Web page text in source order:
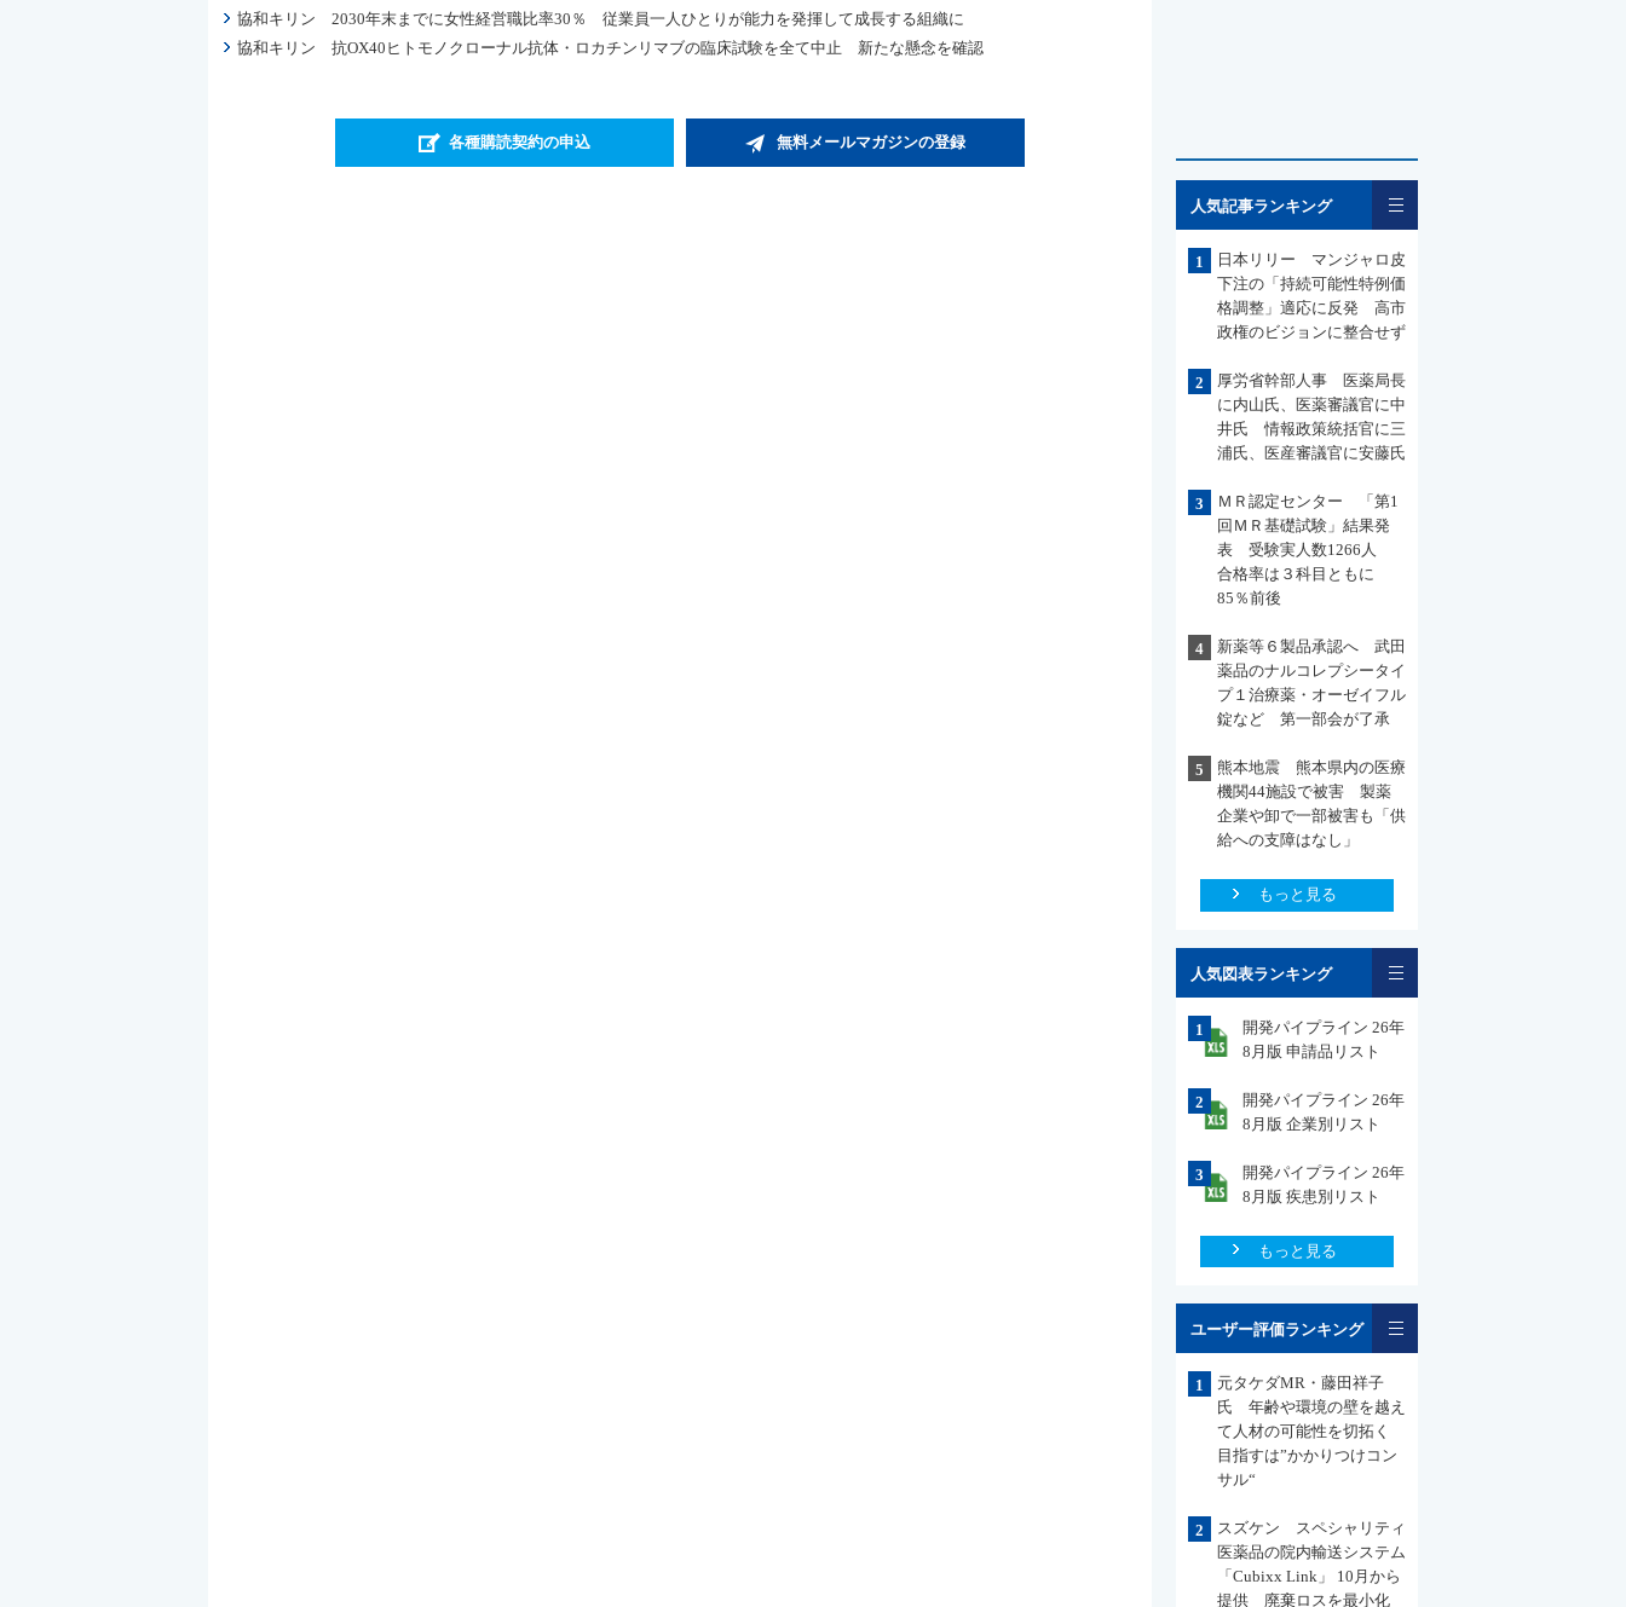
協和キリン 2030年末までに女性経営職比率30％ 従業員一人ひとりが能力を発揮して成長する組織に
協和キリン 抗OX40ヒトモノクローナル抗体・ロカチンリマブの臨床試験を全て中止 新たな懸念を確認
各種購読契約の申込 無料メールマガジンの登録
人気記事ランキング
1
日本リリー マンジャロ皮
下注の「持続可能性特例価
格調整」適応に反発 高市
政権のビジョンに整合せず
2
厚労省幹部人事 医薬局長
に内山氏、医薬審議官に中
井氏 情報政策統括官に三
浦氏、医産審議官に安藤氏
3
ＭＲ認定センター 「第1
回ＭＲ基礎試験」結果発
表 受験実人数1266人
合格率は３科目ともに
85％前後
4
新薬等６製品承認へ 武田
薬品のナルコレプシータイ
プ１治療薬・オーゼイフル
錠など 第一部会が了承
5
熊本地震 熊本県内の医療
機関44施設で被害 製薬
企業や卸で一部被害も「供
給への支障はなし」
もっと見る
人気図表ランキング
1
開発パイプライン 26年
8月版 申請品リスト
2
開発パイプライン 26年
8月版 企業別リスト
3
開発パイプライン 26年
8月版 疾患別リスト
もっと見る
ユーザー評価ランキング
1
元タケダMR・藤田祥子
氏 年齢や環境の壁を越え
て人材の可能性を切拓く
目指すは”かかりつけコン
サル“
2
スズケン スペシャリティ
医薬品の院内輸送システム
「Cubixx Link」 10月から
提供 廃棄ロスを最小化